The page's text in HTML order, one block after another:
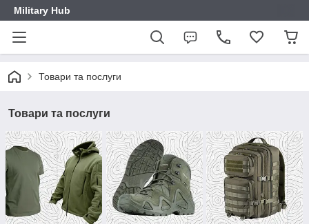
Military Hub
Товари та послуги
Товари та послуги